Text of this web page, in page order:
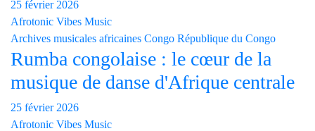
25 février 2026
Afrotonic Vibes Music
Archives musicales africaines Congo République du Congo
Rumba congolaise : le cœur de la
musique de danse d'Afrique centrale
25 février 2026
Afrotonic Vibes Music